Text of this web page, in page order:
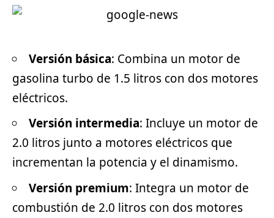
Versión básica: Combina un motor de
gasolina turbo de 1.5 litros con dos motores
eléctricos.
Versión intermedia: Incluye un motor de
2.0 litros junto a motores eléctricos que
incrementan la potencia y el dinamismo.
Versión premium: Integra un motor de
combustión de 2.0 litros con dos motores